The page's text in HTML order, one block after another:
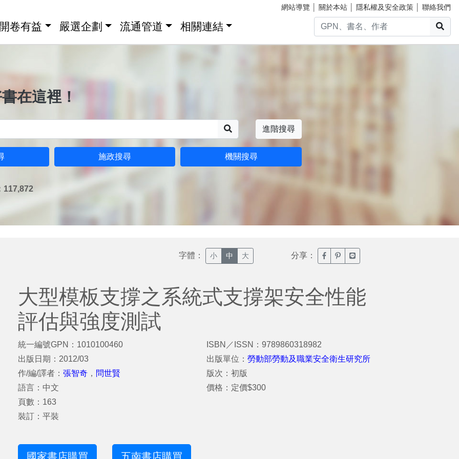
網站導覽 關於本站 隱私權及安全政策 聯絡我們
卷有益 嚴選企劃 流通管道 相關連結
在這裡！
進階搜尋
施政搜尋 機關搜尋
117,872
字體： 小 中 大 分享： 臉書分享(另開新視窗)
噗浪分享(另開新視窗)
Line分享(另開新視窗)
大型模板支撐之系統式支撐架安全性能
評估與強度測試
統一編號GPN：1010100460
出版日期：2012/03
作/編/譯者： 張智奇 ， 問世賢
語言：中文
頁數：163
裝訂：平裝
ISBN／ISSN：9789860318982
出版單位：勞動部勞動及職業安全衛生研究所
版次：初版
價格：定價$300
國家書店購買 五南書店購買